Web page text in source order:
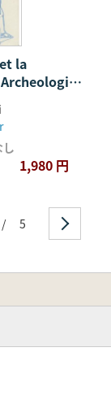
la
1,980 円
/ 5